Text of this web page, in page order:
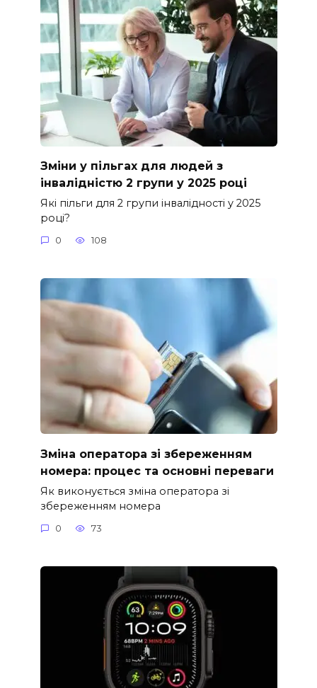
Зміни у пільгах для людей з
інвалідністю 2 групи у 2025 році
Які пільги для 2 групи інвалідності у 2025
році?
0 108
Зміна оператора зі збереженням
номера: процес та основні переваги
Як виконується зміна оператора зі
збереженням номера
0 73